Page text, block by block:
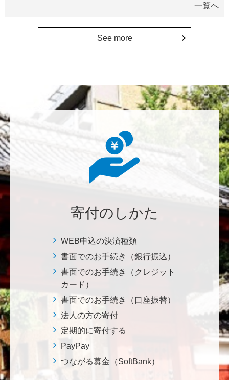
ます。 <東京大学附属図書館支援プロジェクト>
植物が未来に繋がっている。 地球や室内の空気清浄、
浄化作用を行っていて、綺麗クリーンにしてくれてい
にも、植物の素晴らしさ、凄さを伝えていってほし
い。 後世、子供たちにも、３千年後も
も未来永劫 美味しいお寿司、刺身、日本米を子供た
荒木 雅子
イタリアと日本が協力して頑張っている壮大な発掘調
査プロジェクト。 歴史的な発見があることを期待しま
す。募金することにより、私自身も参加しているよう
な気持ちです。 <ソンマ・ヴェスヴィアーナ発掘調査
プロジェクト>
株式会社Ｌｅｇａｌｓｃａｐｅ
当社は、IS・CSで学んだ知見を法領域に応用するとこ
一覧へ
See more
寄付のしかた
WEB申込の決済種類
書面でのお手続き（銀行振込）
書面でのお手続き（クレジット
カード）
書面でのお手続き（口座振替）
法人の方の寄付
定期的に寄付する
PayPay
つながる募金（SoftBank）